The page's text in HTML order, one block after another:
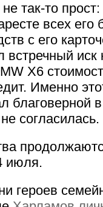
так-то
всех его
с его
иск
X6
Именно
благоверной
согласилась.
июля.
героев